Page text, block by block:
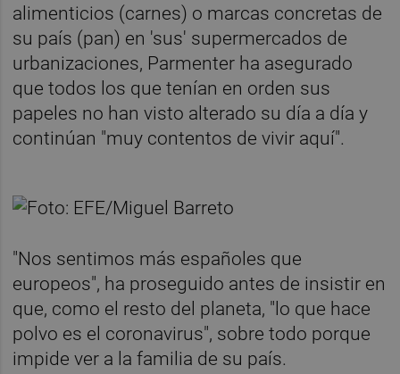
alimenticios (carnes) o marcas concretas de
su país (pan) en 'sus' supermercados de
urbanizaciones, Parmenter ha asegurado
que todos los que tenían en orden sus
papeles no han visto alterado su día a día y
continúan "muy contentos de vivir aquí".
"Nos sentimos más españoles que
europeos", ha proseguido antes de insistir en
que, como el resto del planeta, "lo que hace
polvo es el coronavirus", sobre todo porque
impide ver a la familia de su país.